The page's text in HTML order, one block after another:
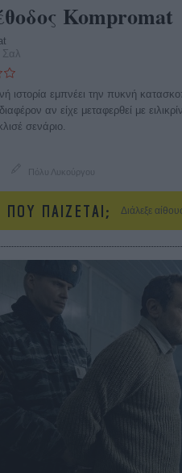
Kompromat
Σαλ
ιστορία εμπνέει την πυκνή
αν είχε μεταφερθεί με
σενάριο.
Πόλυ Λυκούργου
ΠΟΥ ΠΑΙΖΕΤΑΙ; Διάλεξε